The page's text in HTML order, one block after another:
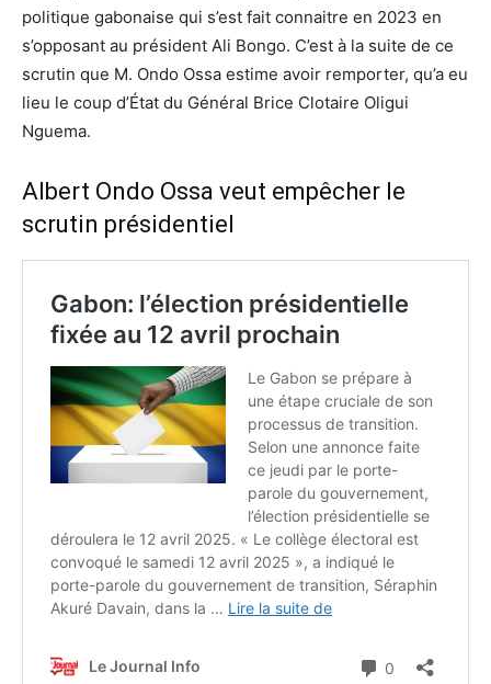
politique gabonaise qui s’est fait connaitre en 2023 en
s’opposant au président Ali Bongo. C’est à la suite de ce
scrutin que M. Ondo Ossa estime avoir remporter, qu’a eu
lieu le coup d’État du Général Brice Clotaire Oligui
Nguema.
Albert Ondo Ossa veut empêcher le
scrutin présidentiel